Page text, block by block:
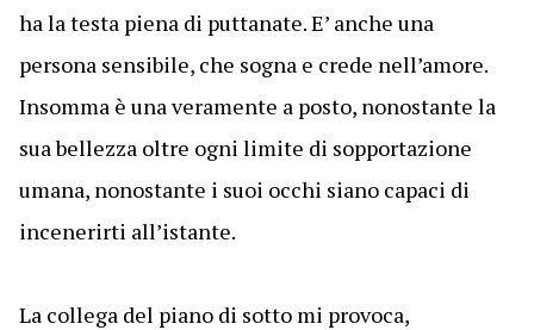
ha la testa piena di puttanate. E’ anche una
persona sensibile, che sogna e crede nell’amore.
Insomma è una veramente a posto, nonostante la
sua bellezza oltre ogni limite di sopportazione
umana, nonostante i suoi occhi siano capaci di
incenerirti all’istante.
La collega del piano di sotto mi provoca,